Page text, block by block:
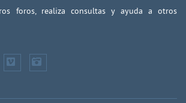
foros, realiza consultas y ayuda a otros